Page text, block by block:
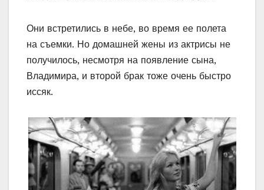
Они встретились в небе, во время ее полета
на съемки. Но домашней жены из актрисы не
получилось, несмотря на появление сына,
Владимира, и второй брак тоже очень быстро
иссяк.